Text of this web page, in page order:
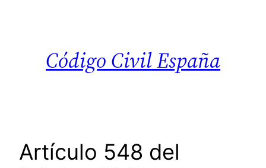
Código Civil España
Artículo 548 del